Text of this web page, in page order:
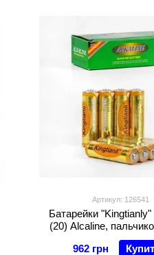
Артикул: 126541
Батарейки
(20) Alcaline,
1,5V, ЦЕНА ЗА 60 ШТ.
962 грн